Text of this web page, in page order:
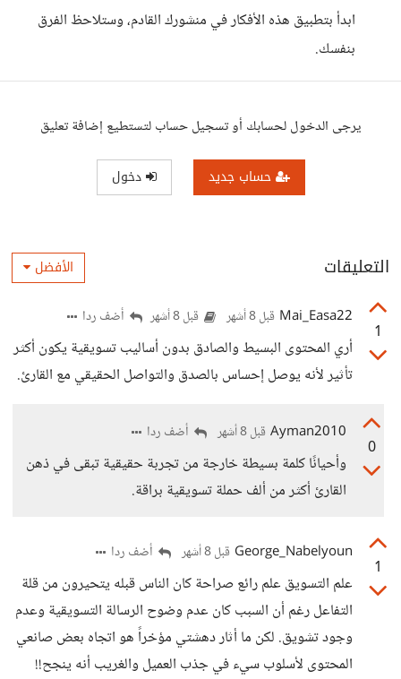
ابدأ بتطبيق هذه الأفكار في منشورك القادم، وستلاحظ الفرق
بنفسك.
يرجى الدخول لحسابك أو تسجيل حساب لتستطيع إضافة تعليق
حساب جديد دخول
التعليقات الأفضل
1
Mai_Easa22 قبل 8 أشهر قبل 8 أشهر أضف ردا
أري المحتوى البسيط والصادق بدون أساليب تسويقية يكون أكثر
تأثير لأنه يوصل إحساس بالصدق والتواصل الحقيقي مع القارئ.
0
Ayman2010 قبل 8 أشهر أضف ردا
وأحيانًا كلمة بسيطة خارجة من تجربة حقيقية تبقى في ذهن
القارئ أكثر من ألف حملة تسويقية براقة.
1
George_Nabelyoun قبل 8 أشهر أضف ردا
علم التسويق علم رائع صراحة كان الناس قبله يتحيرون من قلة
التفاعل رغم أن السبب كان عدم وضوح الرسالة التسويقية وعدم
وجود تشويق. لكن ما أثار دهشتي مؤخراً هو اتجاه بعض صانعي
المحتوى لأسلوب سيء في جذب العميل والغريب أنه ينجح!!